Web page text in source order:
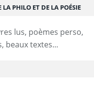
LA PHILO ET DE LA POÉSIE
lus, poèmes perso,
beaux textes...